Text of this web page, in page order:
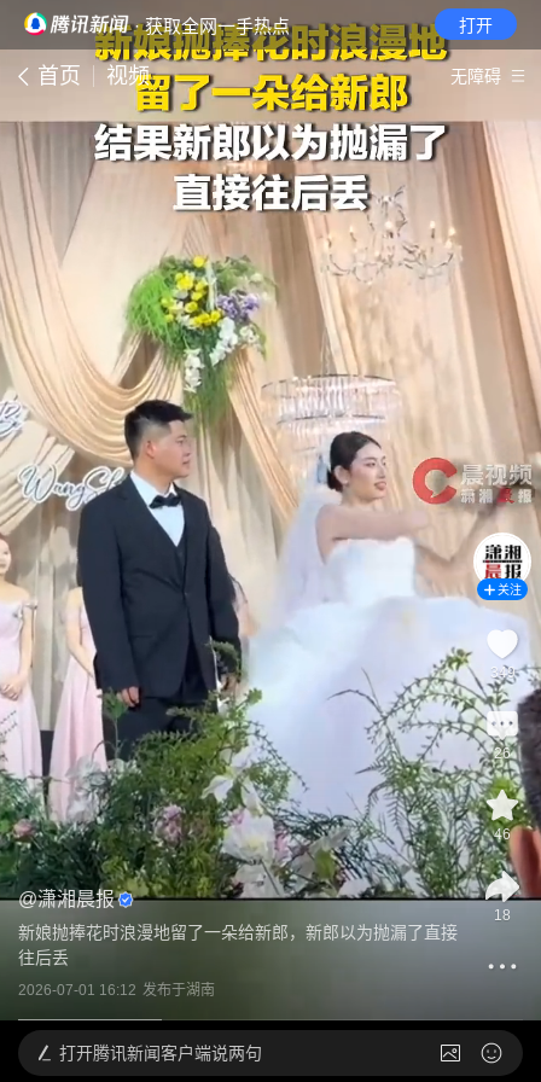
· 获取全网一手热点 打开
首页 视频 无障碍
@潇湘晨报
新娘抛捧花时浪漫地留了一朵给新郎，新郎以为抛漏了直接
往后丢
2026-07-01 16:12 发布于湖南
关注
349
26
46
18
打开腾讯新闻客户端说两句